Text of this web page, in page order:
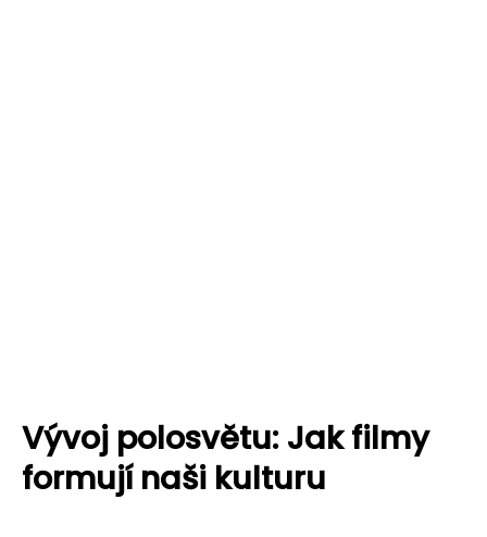
Vývoj polosvětu: Jak filmy
formují naši kulturu